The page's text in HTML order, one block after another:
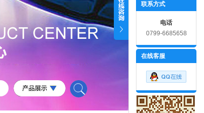
联系方式
电话
0799-6685658
在线客服